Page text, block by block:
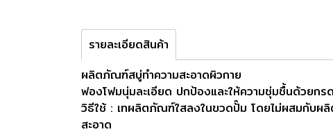
รายละเอียดสินค้า
ผลิตภัณฑ์สบู่ทำความสะอาดผิวกาย
ฟองโฟมนุ่มละเอียด ปกป้องและให้ความชุ่มชื้นด้วยกร
วิธีใช้ : เทผลิตภัณฑ์ใสลงในขวดปั๊ม โดยไม่ผสมกับ
สะอาด